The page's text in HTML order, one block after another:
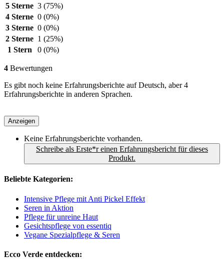
5 Sterne 3 (75%)
4 Sterne 0 (0%)
3 Sterne 0 (0%)
2 Sterne 1 (25%)
1 Stern
0 (0%)
4 Bewertungen
Es gibt noch keine Erfahrungsberichte auf Deutsch, aber 4
Erfahrungsberichte in anderen Sprachen.
Anzeigen
Keine Erfahrungsberichte vorhanden.
Schreibe als Erste*r einen Erfahrungsbericht für dieses
Produkt.
Beliebte Kategorien:
Intensive Pflege mit Anti Pickel Effekt
Seren in Aktion
Pflege für unreine Haut
Gesichtspflege von essentiq
Vegane Spezialpflege & Seren
Ecco Verde entdecken: